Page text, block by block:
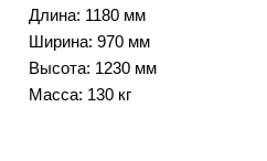
Длина: 1180 мм
Ширина: 970 мм
Высота: 1230 мм
Масса: 130 кг